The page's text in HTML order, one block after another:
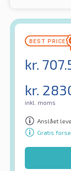
kr.
kr.
inkl. moms
Anslået
Gratis